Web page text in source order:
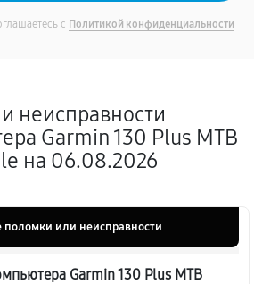
с Политикой конфиденциальности
неисправности
Garmin 130 Plus MTB
на 06.08.2026
поломки или неисправности
Garmin 130 Plus MTB